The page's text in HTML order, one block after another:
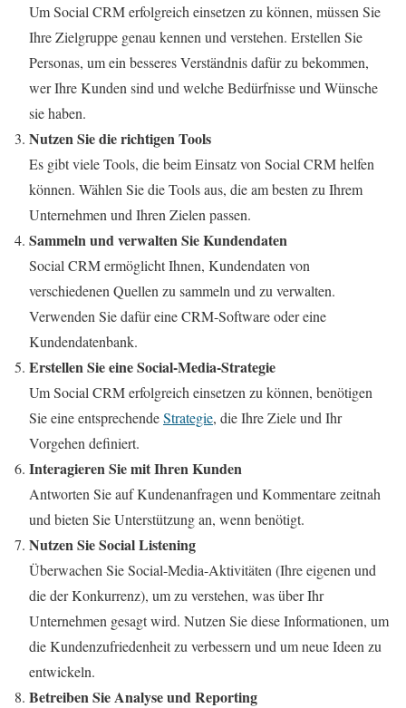
Um Social CRM erfolgreich einsetzen zu können, müssen Sie
Ihre Zielgruppe genau kennen und verstehen. Erstellen Sie
Personas, um ein besseres Verständnis dafür zu bekommen,
wer Ihre Kunden sind und welche Bedürfnisse und Wünsche
sie haben.
Nutzen Sie die richtigen Tools
Es gibt viele Tools, die beim Einsatz von Social CRM helfen
können. Wählen Sie die Tools aus, die am besten zu Ihrem
Unternehmen und Ihren Zielen passen.
Sammeln und verwalten Sie Kundendaten
Social CRM ermöglicht Ihnen, Kundendaten von
verschiedenen Quellen zu sammeln und zu verwalten.
Verwenden Sie dafür eine CRM-Software oder eine
Kundendatenbank.
Erstellen Sie eine Social-Media-Strategie
Um Social CRM erfolgreich einsetzen zu können, benötigen
Sie eine entsprechendeStrategie, die Ihre Ziele und Ihr
Vorgehen definiert.
Interagieren Sie mit Ihren Kunden
Antworten Sie auf Kundenanfragen und Kommentare zeitnah
und bieten Sie Unterstützung an, wenn benötigt.
Nutzen Sie Social Listening
Überwachen Sie Social-Media-Aktivitäten (Ihre eigenen und
die der Konkurrenz), um zu verstehen, was über Ihr
Unternehmen gesagt wird. Nutzen Sie diese Informationen, um
die Kundenzufriedenheit zu verbessern und um neue Ideen zu
entwickeln.
Betreiben Sie Analyse und Reporting